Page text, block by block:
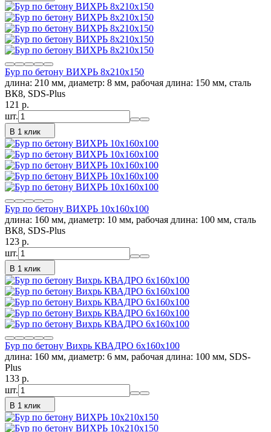
Бур по бетону ВИХРЬ 8x210x150
длина: 210 мм, диаметр: 8 мм, рабочая длина: 150 мм, сталь
ВК8, SDS-Plus
121 p.
шт.
В 1 клик
Бур по бетону ВИХРЬ 10x160x100
длина: 160 мм, диаметр: 10 мм, рабочая длина: 100 мм, сталь
ВК8, SDS-Plus
123 p.
шт.
В 1 клик
Бур по бетону Вихрь КВАДРО 6x160x100
длина: 160 мм, диаметр: 6 мм, рабочая длина: 100 мм, SDS-
Plus
133 p.
шт.
В 1 клик